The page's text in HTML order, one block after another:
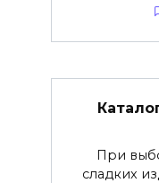
При
сладких